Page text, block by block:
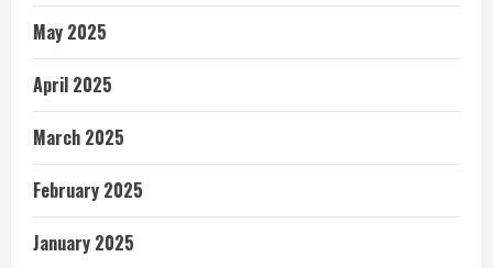
May 2025
April 2025
March 2025
February 2025
January 2025